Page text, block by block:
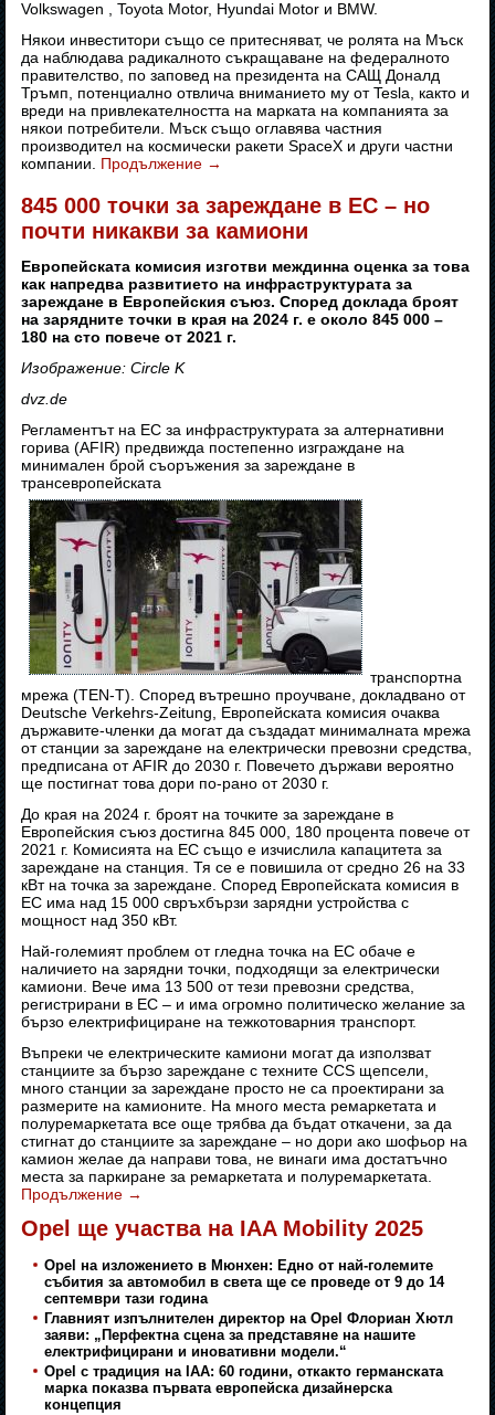
Volkswagen , Toyota Motor, Hyundai Motor и BMW.
Някои инвеститори също се притесняват, че ролята на Мъск
да наблюдава радикалното съкращаване на федералното
правителство, по заповед на президента на САЩ Доналд
Тръмп, потенциално отвлича вниманието му от Tesla, както и
вреди на привлекателността на марката на компанията за
някои потребители. Мъск също оглавява частния
производител на космически ракети SpaceX и други частни
компании. Продължение →
845 000 точки за зареждане в ЕС – но
почти никакви за камиони
Европейската комисия изготви междинна оценка за това
как напредва развитието на инфраструктурата за
зареждане в Европейския съюз. Според доклада броят
на зарядните точки в края на 2024 г. е около 845 000 –
180 на сто повече от 2021 г.
Изображение: Circle K
dvz.de
Регламентът на ЕС за инфраструктурата за алтернативни
горива (AFIR) предвижда постепенно изграждане на
минимален брой съоръжения за зареждане в
трансевропейската
транспортна
мрежа (TEN-T). Според вътрешно проучване, докладвано от
Deutsche Verkehrs-Zeitung, Европейската комисия очаква
държавите-членки да могат да създадат минималната мрежа
от станции за зареждане на електрически превозни средства,
предписана от AFIR до 2030 г. Повечето държави вероятно
ще постигнат това дори по-рано от 2030 г.
До края на 2024 г. броят на точките за зареждане в
Европейския съюз достигна 845 000, 180 процента повече от
2021 г. Комисията на ЕС също е изчислила капацитета за
зареждане на станция. Тя се е повишила от средно 26 на 33
кВт на точка за зареждане. Според Европейската комисия в
ЕС има над 15 000 свръхбързи зарядни устройства с
мощност над 350 кВт.
Най-големият проблем от гледна точка на ЕС обаче е
наличието на зарядни точки, подходящи за електрически
камиони. Вече има 13 500 от тези превозни средства,
регистрирани в ЕС – и има огромно политическо желание за
бързо електрифициране на тежкотоварния транспорт.
Въпреки че електрическите камиони могат да използват
станциите за бързо зареждане с техните CCS щепсели,
много станции за зареждане просто не са проектирани за
размерите на камионите. На много места ремаркетата и
полуремаркетата все още трябва да бъдат откачени, за да
стигнат до станциите за зареждане – но дори ако шофьор на
камион желае да направи това, не винаги има достатъчно
места за паркиране за ремаркетата и полуремаркетата.
Продължение →
Opel ще участва на IAA Mobility 2025
Opel на изложението в Мюнхен: Едно от най-големите
събития за автомобил в света ще се проведе от 9 до 14
септември тази година
Главният изпълнителен директор на Opel Флориан Хютл
заяви: „Перфектна сцена за представяне на нашите
електрифицирани и иновативни модели.“
Opel с традиция на IAA: 60 години, откакто германската
марка показва първата европейска дизайнерска
концепция